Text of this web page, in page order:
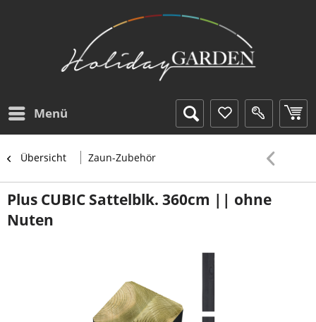
Menü
Übersicht Zaun-Zubehör
Plus CUBIC Sattelblk. 360cm || ohne
Nuten